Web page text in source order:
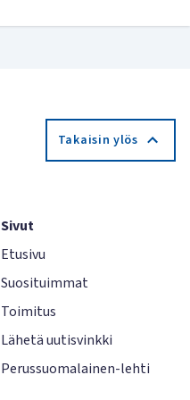
Takaisin ylös
Sivut
Etusivu
Suosituimmat
Toimitus
Lähetä uutisvinkki
Perussuomalainen-lehti